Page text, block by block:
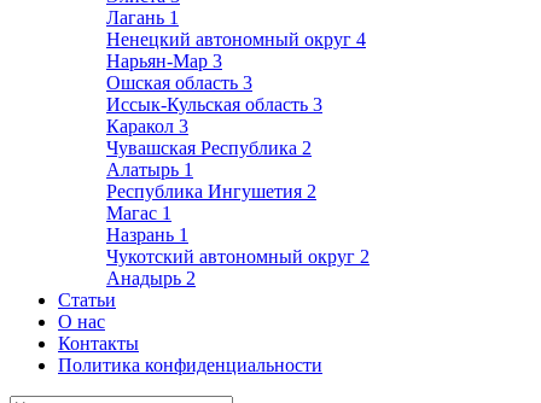
Лагань 1
Ненецкий автономный округ 4
Нарьян-Мар 3
Ошская область 3
Иссык-Кульская область 3
Каракол 3
Чувашская Республика 2
Алатырь 1
Республика Ингушетия 2
Магас 1
Назрань 1
Чукотский автономный округ 2
Анадырь 2
Статьи
О нас
Контакты
Политика конфиденциальности